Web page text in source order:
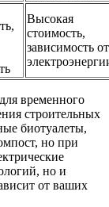
Высокая
стоимость,
зависимость от
временного
строительных
биотуалеты,
но при
но и
от ваших